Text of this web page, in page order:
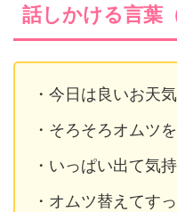
話しかける言葉
・今日は良いお天気
・そろそろオムツ
・いっぱい出て気
・オムツ替えてす